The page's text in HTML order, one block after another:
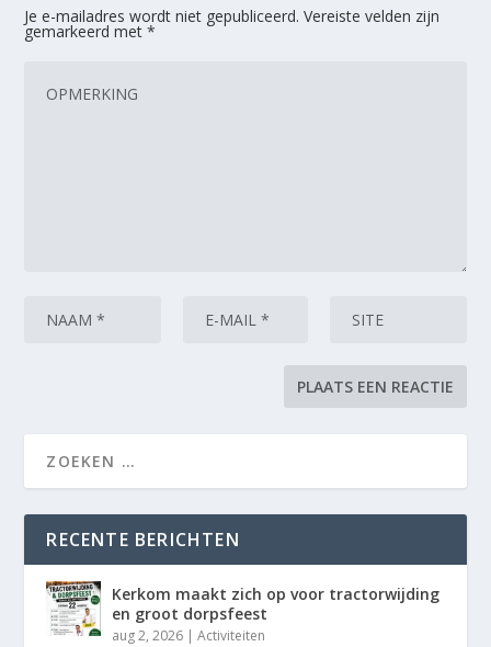
Je e-mailadres wordt niet gepubliceerd. Vereiste velden zijn
gemarkeerd met*
RECENTE BERICHTEN
Kerkom maakt zich op voor tractorwijding
en groot dorpsfeest
aug 2, 2026 |Activiteiten